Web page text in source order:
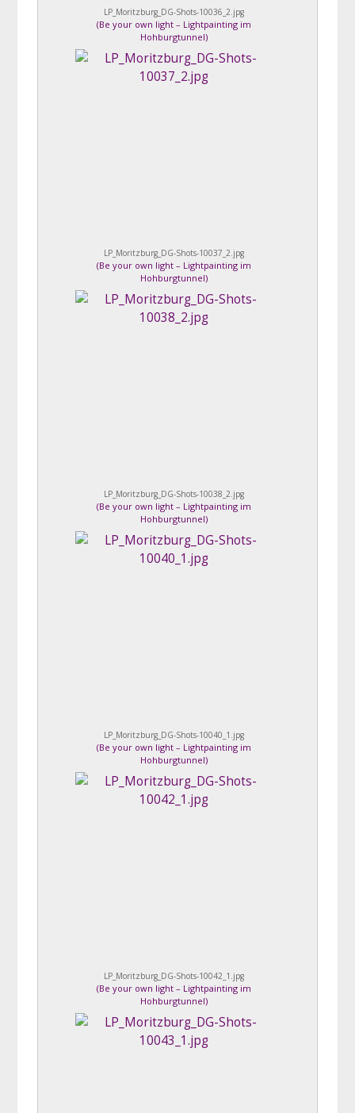
LP_Moritzburg_DG-Shots-10036_2.jpg
(Be your own light – Lightpainting im
Hohburgtunnel)
LP_Moritzburg_DG-Shots-10037_2.jpg
(Be your own light – Lightpainting im
Hohburgtunnel)
LP_Moritzburg_DG-Shots-10038_2.jpg
(Be your own light – Lightpainting im
Hohburgtunnel)
LP_Moritzburg_DG-Shots-10040_1.jpg
(Be your own light – Lightpainting im
Hohburgtunnel)
LP_Moritzburg_DG-Shots-10042_1.jpg
(Be your own light – Lightpainting im
Hohburgtunnel)